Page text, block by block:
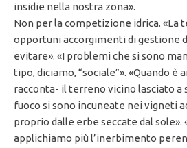
insidie nella nostra zona».
Non per la competizione idrica. «La
opportuni accorgimenti di gestione
evitare». «I problemi che si sono
tipo, diciamo, “sociale”». «Quando è
racconta- il terreno vicino lasciato a
fuoco si sono incuneate nei vigneti
proprio dalle erbe seccate dal sole».
applichiamo più l’inerbimento